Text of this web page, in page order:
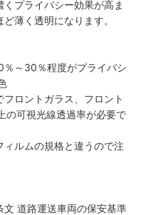
プライバシー効果が高ま
薄く透明になります。
～30％程度がプライバシ
ロントガラス、フロント
の可視光線透過率が必要で
ルムの規格と違うので注
文 道路運送車両の保安基準